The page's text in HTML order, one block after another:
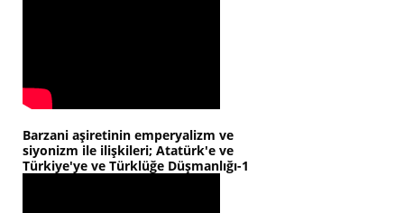
Barzani aşiretinin emperyalizm ve
siyonizm ile ilişkileri; Atatürk'e ve
Türkiye'ye ve Türklüğe Düşmanlığı-1